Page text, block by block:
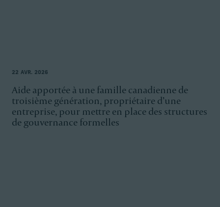
22 AVR. 2026
Aide apportée à une famille canadienne de
troisième génération, propriétaire d’une
entreprise, pour mettre en place des structures
de gouvernance formelles